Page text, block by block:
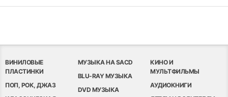
ВИНИЛОВЫЕ
ПЛАСТИНКИ
ПОП, РОК, ДЖАЗ
МУЗЫКА НА SACD
BLU-RAY МУЗЫКА
DVD МУЗЫКА
КИНО И
МУЛЬТФИЛЬМЫ
АУДИОКНИГИ